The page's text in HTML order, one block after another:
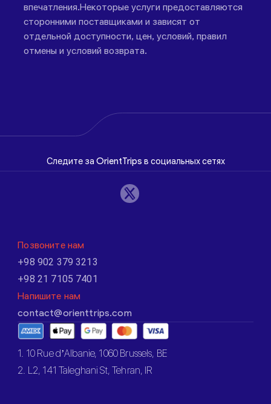
впечатления.Некоторые услуги предоставляются
сторонними поставщиками и зависят от
отдельной доступности, цен, условий, правил
отмены и условий возврата.
Следите за OrientTrips в социальных сетях
Позвоните нам
+98 902 379 3213
+98 21 7105 7401
Напишите нам
contact@orienttrips.com
1. 10 Rue d’Albanie, 1060 Brussels, BE
2. L2, 141 Taleghani St, Tehran, IR